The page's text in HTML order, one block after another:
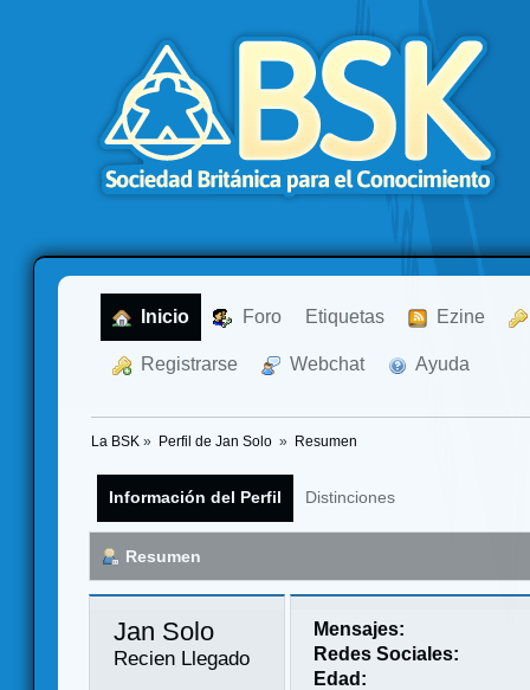
Inicio Foro Etiquetas Ezine
Registrarse Webchat Ayuda
La BSK » Perfil de Jan Solo » Resumen
Información del Perfil Distinciones
Resumen
Jan Solo
Recien Llegado
Mensajes:
Redes Sociales:
Edad: